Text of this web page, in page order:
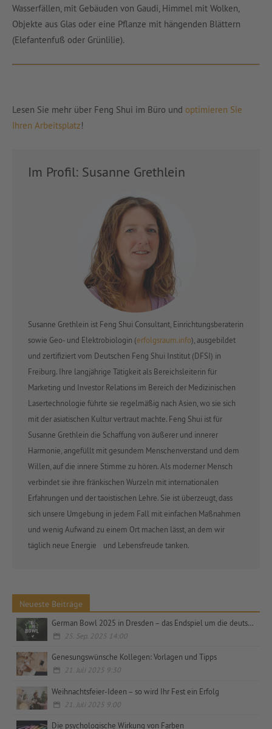
Wasserfällen, mit Gebäuden von Gaudi, Himmel mit Wolken,
Objekte aus Glas oder eine Pflanze mit hängenden Blättern
(Elefantenfuß oder Grünlilie).
Lesen Sie mehr über Feng Shui im Büro und optimieren Sie
Ihren Arbeitsplatz!
Im Profil: Susanne Grethlein
Susanne Grethlein ist Feng Shui Consultant, Einrichtungsberaterin
sowie Geo- und Elektrobiologin (erfolgsraum.info), ausgebildet
und zertifiziert vom Deutschen Feng Shui Institut (DFSI) in
Freiburg. Ihre langjährige Tätigkeit als Bereichsleiterin für
Marketing und Investor Relations im Bereich der Medizinischen
Lasertechnologie führte sie regelmäßig nach Asien, wo sie sich
mit der asiatischen Kultur vertraut machte. Feng Shui ist für
Susanne Grethlein die Schaffung von äußerer und innerer
Harmonie, angefüllt mit gesundem Menschenverstand und dem
Willen, auf die innere Stimme zu hören. Als moderner Mensch
verbindet sie ihre fränkischen Wurzeln mit internationalen
Erfahrungen und der taoistischen Lehre. Sie ist überzeugt, dass
sich unsere Umgebung in jedem Fall mit einfachen Maßnahmen
und wenig Aufwand zu einem Ort machen lässt, an dem wir
täglich neue Energie und Lebensfreude tanken.
Neueste Beiträge
German Bowl 2025 in Dresden – das Endspiel um die deutsche Meisterschaft
25. Sep. 2025 14:00
Genesungswünsche Kollegen: Vorlagen und Tipps
21. Juli 2025 9:30
Weihnachtsfeier-Ideen – so wird Ihr Fest ein Erfolg
21. Juli 2025 9:00
Die psychologische Wirkung von Farben